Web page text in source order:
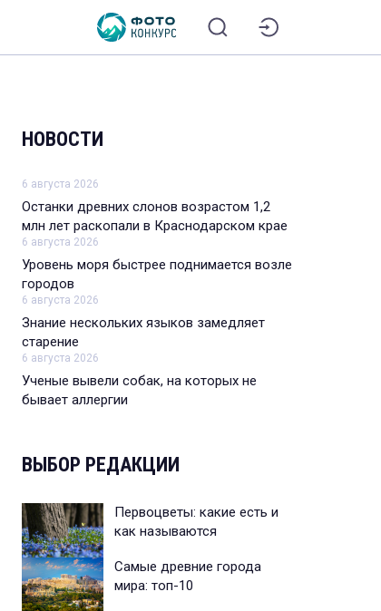
НОВОСТИ
6 августа 2026
Останки древних слонов возрастом 1,2
млн лет раскопали в Краснодарском крае
6 августа 2026
Уровень моря быстрее поднимается возле
городов
6 августа 2026
Знание нескольких языков замедляет
старение
6 августа 2026
Ученые вывели собак, на которых не
бывает аллергии
ВЫБОР РЕДАКЦИИ
Первоцветы: какие есть и
как называются
Самые древние города
мира: топ-10